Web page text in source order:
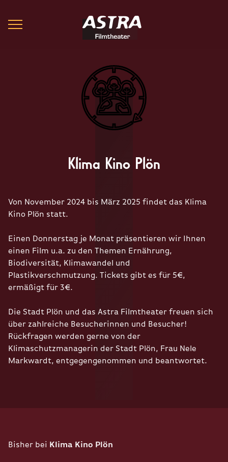
Klima Kino Plön
Von November 2024 bis März 2025 findet das Klima
Kino Plön statt.
Einen Donnerstag je Monat präsentieren wir Ihnen
einen Film u.a. zu den Themen Ernährung,
Biodiversität, Klimawandel und
Plastikverschmutzung. Tickets gibt es für 5€,
ermäßigt für 3€.
Die Stadt Plön und das Astra Filmtheater freuen sich
über zahlreiche Besucherinnen und Besucher!
Rückfragen werden gerne von der
Klimaschutzmanagerin der Stadt Plön, Frau Nele
Markwardt, entgegengenommen und beantwortet.
Bisher bei Klima Kino Plön